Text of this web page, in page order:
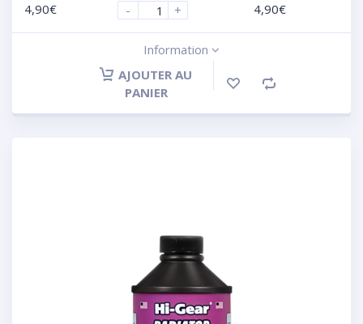
4,90€
-
+
4,90€
Information
AJOUTER AU
PANIER